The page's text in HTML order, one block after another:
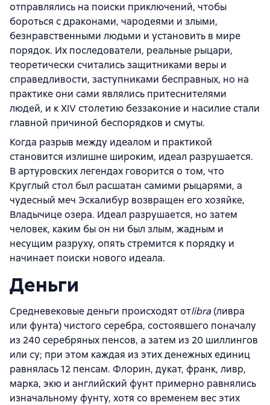
отправлялись на поиски приключений, чтобы
бороться с драконами, чародеями и злыми,
безнравственными людьми и установить в мире
порядок. Их последователи, реальные рыцари,
теоретически считались защитниками веры и
справедливости, заступниками бесправных, но на
практике они сами являлись притеснителями
людей, и к XIV столетию беззаконие и насилие стали
главной причиной беспорядков и смуты.
Когда разрыв между идеалом и практикой
становится излишне широким, идеал разрушается.
В артуровских легендах говорится о том, что
Круглый стол был расшатан самими рыцарями, а
чудесный меч Эскалибур возвращен его хозяйке,
Владычице озера. Идеал разрушается, но затем
человек, каким бы он ни был злым, жадным и
несущим разруху, опять стремится к порядку и
начинает поиски нового идеала.
Деньги
Средневековые деньги происходят отlibra (ливра
или фунта) чистого серебра, состоявшего поначалу
из 240 серебряных пенсов, а затем из 20 шиллингов
или су; при этом каждая из этих денежных единиц
равнялась 12 пенсам. Флорин, дукат, франк, ливр,
марка, экю и английский фунт примерно равнялись
изначальному фунту, хотя со временем вес этих